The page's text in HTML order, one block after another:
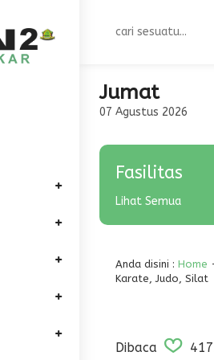
Jumat
07 Agustus 2026
Fasilitas
Lihat Semua
Anda disini : Home
Karate, Judo, Silat
Dibaca